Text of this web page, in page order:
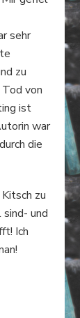
sehr
zu
von
ist
war
die
zu
und
Ich